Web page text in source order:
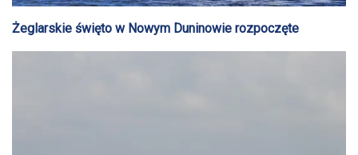
Żeglarskie święto w Nowym Duninowie rozpoczęte